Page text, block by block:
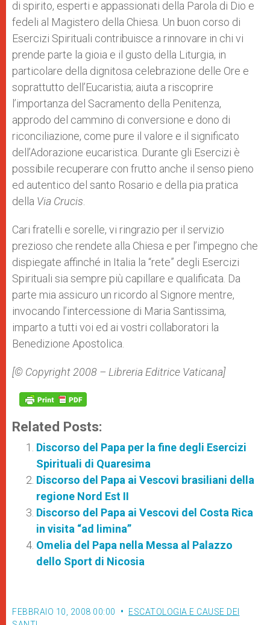
di spirito, esperti e appassionati della Parola di Dio e
fedeli al Magistero della Chiesa. Un buon corso di
Esercizi Spirituali contribuisce a rinnovare in chi vi
prende parte la gioia e il gusto della Liturgia, in
particolare della dignitosa celebrazione delle Ore e
soprattutto dell’Eucaristia; aiuta a riscoprire
l’importanza del Sacramento della Penitenza,
approdo del cammino di conversione e dono di
riconciliazione, come pure il valore e il significato
dell’Adorazione eucaristica. Durante gli Esercizi è
possibile recuperare con frutto anche il senso pieno
ed autentico del santo Rosario e della pia pratica
della Via Crucis
Cari fratelli e sorelle, vi ringrazio per il servizio
prezioso che rendete alla Chiesa e per l’impegno che
dispiegate affinché in Italia la “rete” degli Esercizi
Spirituali sia sempre più capillare e qualificata. Da
parte mia assicuro un ricordo al Signore mentre,
invocando l’intercessione di Maria Santissima,
imparto a tutti voi ed ai vostri collaboratori la
Benedizione Apostolica.
[© Copyright 2008 – Libreria Editrice Vaticana]
Related Posts:
Discorso del Papa per la fine degli Esercizi
Spirituali di Quaresima
Discorso del Papa ai Vescovi brasiliani della
regione Nord Est II
Discorso del Papa ai Vescovi del Costa Rica
in visita “ad limina”
Omelia del Papa nella Messa al Palazzo
dello Sport di Nicosia
FEBBRAIO 10, 2008 00:00
ESCATOLOGIA E CAUSE DEI